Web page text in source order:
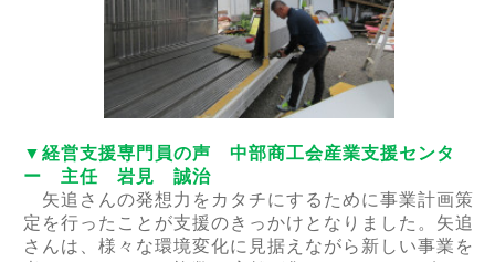
▼経営支援専門員の声 中部商工会産業支援センタ
ー 主任 岩見 誠治
矢追さんの発想力をカタチにするために事業計画策
定を行ったことが支援のきっかけとなりました。矢追
さんは、様々な環境変化に見据えながら新しい事業を